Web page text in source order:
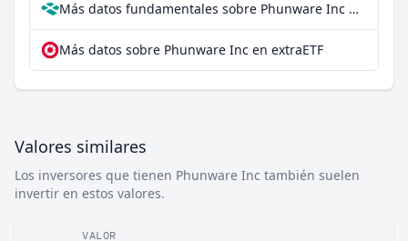
Más datos fundamentales sobre Phunware Inc en Parqet
Más datos sobre Phunware Inc en extraETF
Valores similares
Los inversores que tienen Phunware Inc también suelen
invertir en estos valores.
VALOR